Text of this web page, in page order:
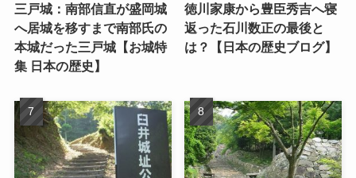
三戸城：南部信直が盛岡城
へ居城を移すまで南部氏の
本城だった三戸城【お城特
集 日本の歴史】
徳川家康から豊臣秀吉へ寝
返った石川数正の最後と
は？【日本の歴史ブログ】